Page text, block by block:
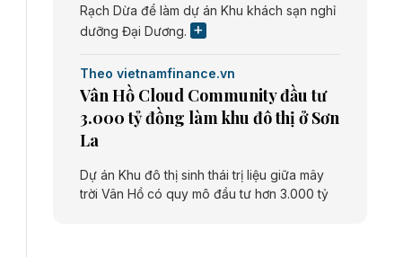
Rạch Dừa để làm dự án Khu khách sạn nghỉ
dưỡng Đại Dương.
Theo vietnamfinance.vn
Vân Hồ Cloud Community đầu tư
3.000 tỷ đồng làm khu đô thị ở Sơn
La
Dự án Khu đô thị sinh thái trị liệu giữa mây
trời Vân Hồ có quy mô đầu tư hơn 3.000 tỷ